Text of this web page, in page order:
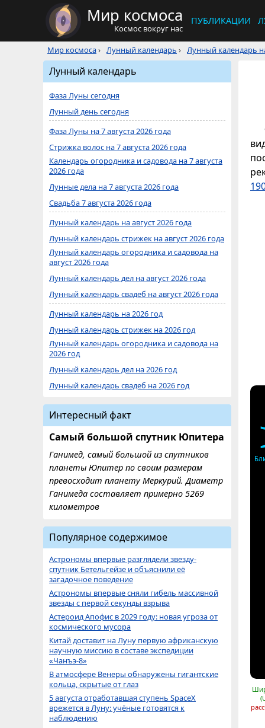
Мир космоса
Космос вокруг нас
ПУБЛИКАЦИИ
Мир космоса› Лунный календарь › Лунный календарь
Лунный календарь
Фаза Луны сегодня
Лунный день сегодня
Фаза Луны на 7 августа 2026 года
Стрижка волос на 7 августа 2026 года
Календарь огородника и садовода на 7 августа
2026 года
Лунные дела на 7 августа 2026 года
Свадьба 7 августа 2026 года
Лунный календарь на август 2026 года
Лунный календарь стрижек на август 2026 года
Лунный календарь огородника и садовода на
август 2026 года
Лунный календарь дел на август 2026 года
Лунный календарь свадеб на август 2026 года
Лунный календарь на 2026 год
Лунный календарь стрижек на 2026 год
Лунный календарь огородника и садовода на
2026 год
Лунный календарь дел на 2026 год
Лунный календарь свадеб на 2026 год
Интересный факт
Самый большой спутник Юпитера
Ганимед, самый большой из спутников
планеты Юпитер по своим размерам
превосходит планету Меркурий. Диаметр
Ганимеда составляет примерно 5269
километров
Популярное содержимое
Астрономы впервые разглядели звезду-
спутник Бетельгейзе и объяснили её
загадочное поведение
Астрономы впервые сняли гибель массивной
звезды с первой секунды взрыва
Астероид Апофис в 2029 году: новая угроза от
космического мусора
Китай доставит на Луну первую африканскую
научную миссию в составе экспедиции
«Чанъэ-8»
В атмосфере Венеры обнаружены гигантские
кольца, скрытые от глаз
5 августа отработавшая ступень SpaceX
врежется в Луну: учёные готовятся к
наблюдению